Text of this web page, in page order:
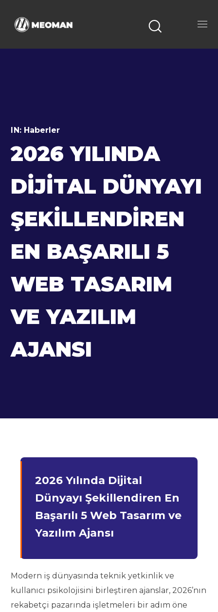
IN: Haberler
2026 YILINDA
DIJITAL DÜNYAYI
ŞEKILLENDIREN
EN BAŞARILI 5
WEB TASARIM
VE YAZILIM
AJANSI
2026 Yılında Dijital
Dünyayı Şekillendiren En
Başarılı 5 Web Tasarım ve
Yazılım Ajansı
Modern iş dünyasında teknik yetkinlik ve
kullanıcı psikolojisini birleştiren ajanslar, 2026’nın
rekabetçi pazarında işletmeleri bir adım öne